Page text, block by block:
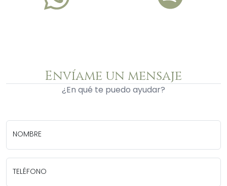
Envíame un mensaje
¿En qué te puedo ayudar?
NOMBRE
TELÉFONO